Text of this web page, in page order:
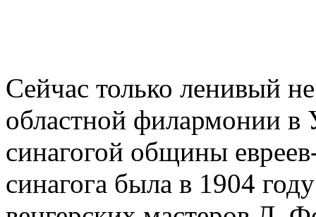
Сейчас только ленивый
областной филармонии в
синагогой общины
синагога была в 1904